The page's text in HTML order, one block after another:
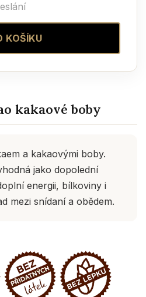
KOŠÍKU
kakaové boby
a kakaovými boby.
jako dopolední
energii, bílkoviny i
mezi snídaní a obědem.